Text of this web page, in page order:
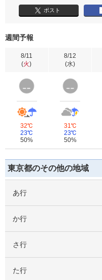
ポスト
週間予報
8/11
(火)
32℃
23℃
50%
8/12
(水)
31℃
23℃
50%
東京都のその他の地域
あ行
か行
さ行
た行